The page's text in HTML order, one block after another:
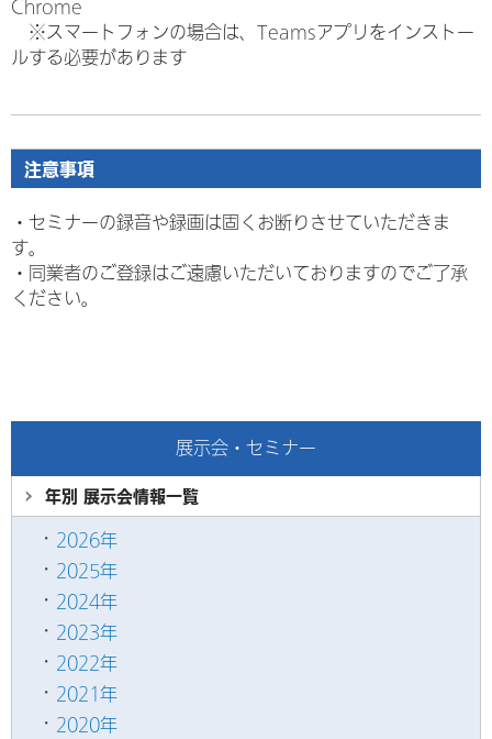
Chrome
※スマートフォンの場合は、Teamsアプリをインストー
ルする必要があります
注意事項
・セミナーの録音や録画は固くお断りさせていただきま
す。
・ 同業者のご登録はご遠慮いただいておりますのでご了承
ください。
展示会・セミナー
年別 展示会情報一覧
2026年
2025年
2024年
2023年
2022年
2021年
2020年